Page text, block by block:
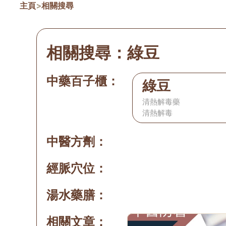
主頁>相關搜尋
相關搜尋： 綠豆
中藥百子櫃： 綠豆
清熱解毒藥
清熱解毒
中醫方劑：
經脈穴位：
湯水藥膳：
相關文章：